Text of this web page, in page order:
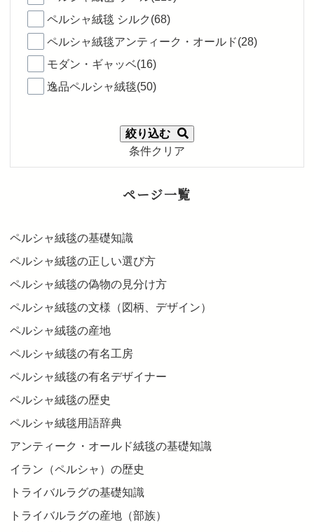
ペルシャ絨毯 シルク(68)
ペルシャ絨毯アンティーク・オールド(28)
モダン・ギャッベ(16)
逸品ペルシャ絨毯(50)
絞り込む
条件クリア
ページ一覧
ペルシャ絨毯の基礎知識
ペルシャ絨毯の正しい選び方
ペルシャ絨毯の偽物の見分け方
ペルシャ絨毯の文様（図柄、デザイン）
ペルシャ絨毯の産地
ペルシャ絨毯の有名工房
ペルシャ絨毯の有名デザイナー
ペルシャ絨毯の歴史
ペルシャ絨毯用語辞典
アンティーク・オールド絨毯の基礎知識
イラン（ペルシャ）の歴史
トライバルラグの基礎知識
トライバルラグの産地（部族）